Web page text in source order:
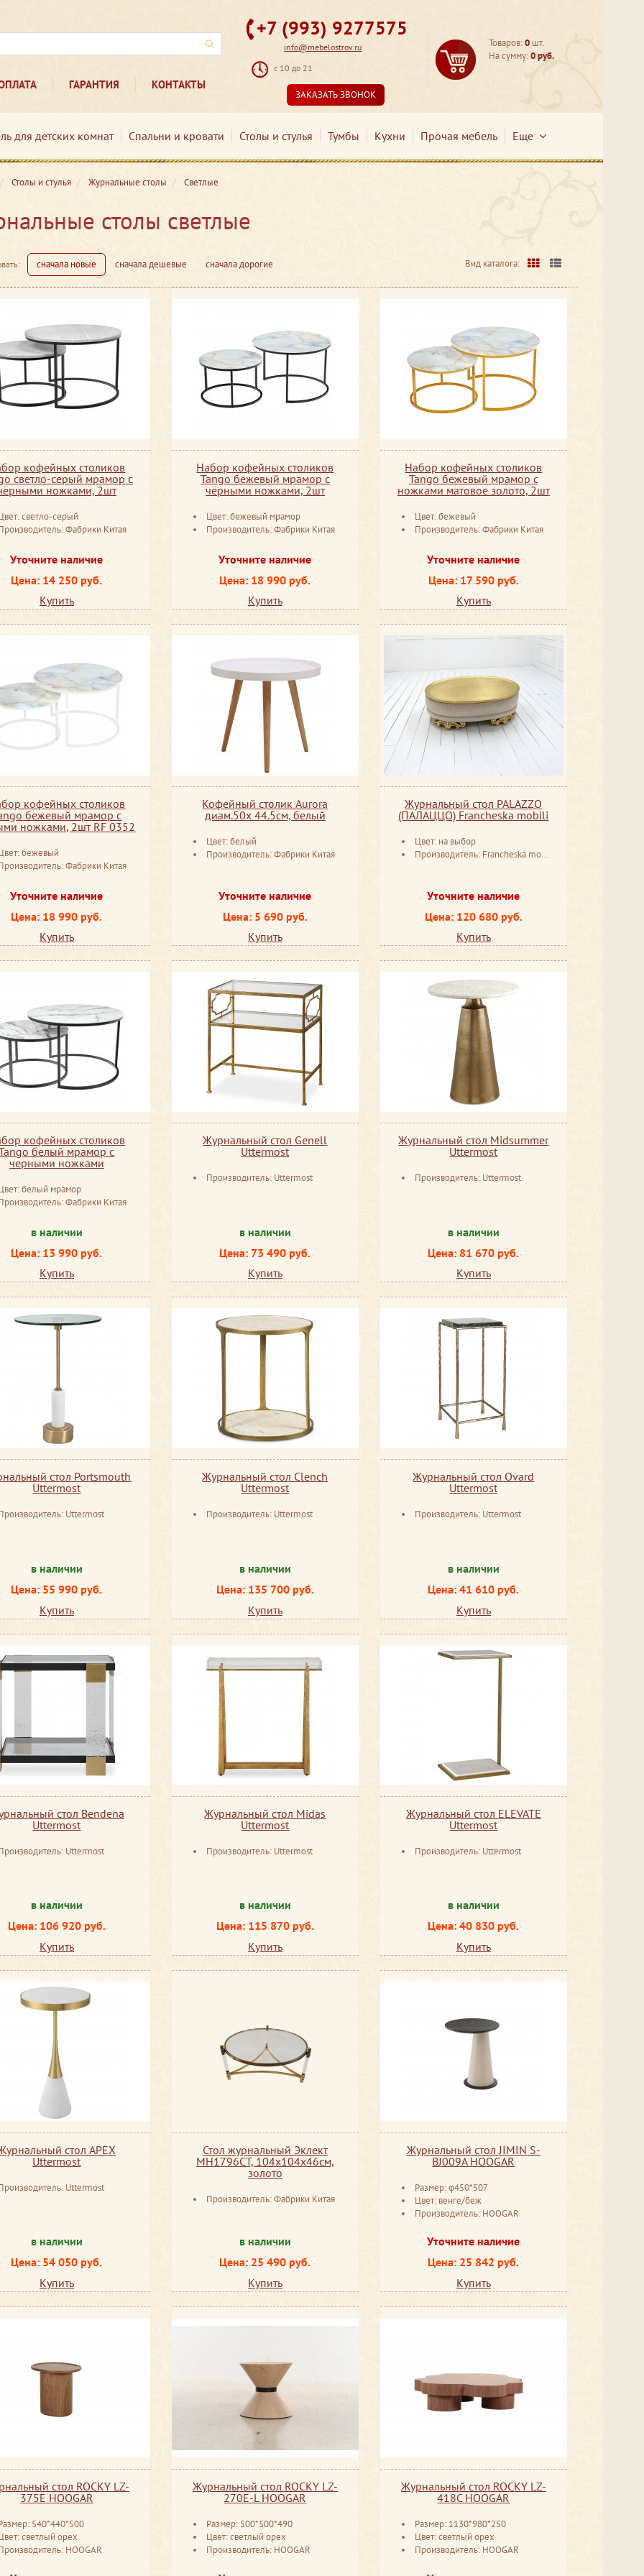
ГАРАНТИЯ КОНТАКТЫ
+7 (993) 9277575
info@mebelostrov.ru
с 10 до 21
ЗАКАЗАТЬ ЗВОНОК
Товаров:0 шт.
На сумму:0 руб.
для детских комнат Спальни и кровати Столы и стулья Тумбы Кухни Прочая мебель Еще
Столы и стулья Журнальные столы Светлые
столы светлые
сначала новые сначала дешевые сначала дорогие Вид каталога:
кофейных столиков
светло-серый мрамор с
ножками, 2шт
светло-серый
Фабрики Китая
Уточните наличие
Цена: 14 250 руб.
Купить
Набор кофейных столиков
Tango бежевый мрамор с
чёрными ножками, 2шт
Цвет: бежевый мрамор
Производитель: Фабрики Китая
Уточните наличие
Цена: 18 990 руб.
Купить
Набор кофейных столиков
Tango бежевый мрамор с
ножками матовое золото, 2шт
Цвет: бежевый
Производитель: Фабрики Китая
Уточните наличие
Цена: 17 590 руб.
Купить
кофейных столиков
бежевый мрамор с
ножками, 2шт RF 0352
бежевый
Фабрики Китая
Уточните наличие
Цена: 18 990 руб.
Купить
Кофейный столик Aurora
диам.50x 44.5см, белый
Цвет: белый
Производитель: Фабрики Китая
Уточните наличие
Цена: 5 690 руб.
Купить
Журнальный стол PALAZZO
(ПАЛАЦЦО) Francheska mobili
Цвет: на выбор
Производитель: Francheska mobili Россия
Уточните наличие
Цена: 120 680 руб.
Купить
кофейных столиков
белый мрамор с
черными ножками
белый мрамор
Фабрики Китая
в наличии
Цена: 13 990 руб.
Купить
Журнальный стол Genell
Uttermost
Производитель: Uttermost
в наличии
Цена: 73 490 руб.
Купить
Журнальный стол Midsummer
Uttermost
Производитель: Uttermost
в наличии
Цена: 81 670 руб.
Купить
стол Portsmouth
Uttermost
Uttermost
в наличии
Цена: 55 990 руб.
Купить
Журнальный стол Clench
Uttermost
Производитель: Uttermost
в наличии
Цена: 135 700 руб.
Купить
Журнальный стол Ovard
Uttermost
Производитель: Uttermost
в наличии
Цена: 41 610 руб.
Купить
стол Bendena
Uttermost
Uttermost
в наличии
Цена: 106 920 руб.
Купить
Журнальный стол Midas
Uttermost
Производитель: Uttermost
в наличии
Цена: 115 870 руб.
Купить
Журнальный стол ELEVATE
Uttermost
Производитель: Uttermost
в наличии
Цена: 40 830 руб.
Купить
стол APEX
Uttermost
Uttermost
в наличии
Цена: 54 050 руб.
Купить
Стол журнальный Эклект
MH1796CT, 104х104х46см,
золото
Производитель: Фабрики Китая
в наличии
Цена: 25 490 руб.
Купить
Журнальный стол JIMIN S-
BJ009A HOOGAR
Размер: φ450*507
Цвет: венге/беж
Производитель: HOOGAR
Уточните наличие
Цена: 25 842 руб.
Купить
стол ROCKY LZ-
375E HOOGAR
540*440*500
светлый орех
HOOGAR
Журнальный стол ROCKY LZ-
270E-L HOOGAR
Размер: 500*500*490
Цвет: светлый орех
Производитель: HOOGAR
Журнальный стол ROCKY LZ-
418C HOOGAR
Размер: 1130*980*250
Цвет: светлый орех
Производитель: HOOGAR